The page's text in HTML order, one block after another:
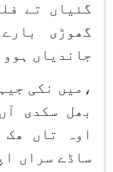
گئیاں تے
گھوڑی
جاندیاں
،میں نکی
بھل سکدی
اوہ تاں
ساڈے سراں